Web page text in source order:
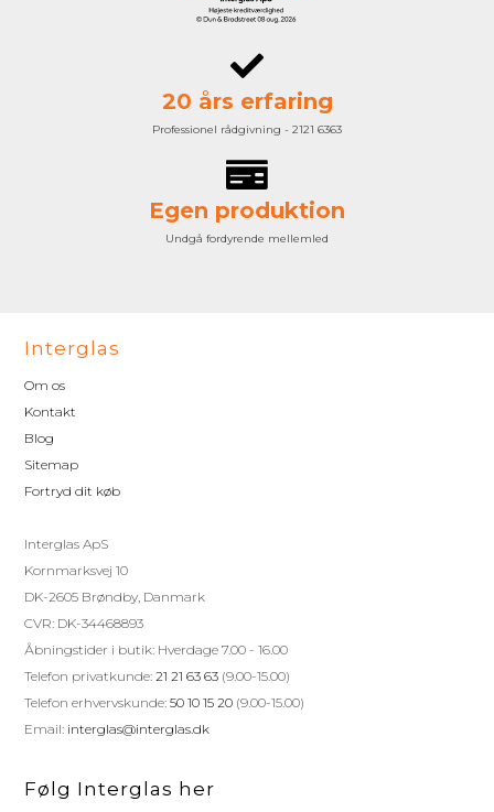
20 års erfaring
Professionel rådgivning - 2121 6363
Egen produktion
Undgå fordyrende mellemled
Interglas
Om os
Kontakt
Blog
Sitemap
Fortryd dit køb
Interglas ApS
Kornmarksvej 10
DK-2605 Brøndby, Danmark
CVR: DK-34468893
Åbningstider i butik: Hverdage 7.00 - 16.00
Telefon privatkunde:21 21 63 63 (9.00-15.00)
Telefon erhvervskunde:50 10 15 20 (9.00-15.00)
Email: interglas@interglas.dk
Følg Interglas her